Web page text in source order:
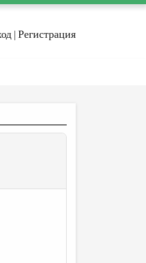
| Регистрация